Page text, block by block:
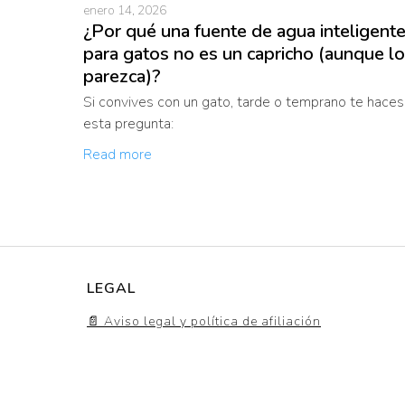
enero 14, 2026
¿Por qué una fuente de agua inteligente
para gatos no es un capricho (aunque lo
parezca)?
Si convives con un gato, tarde o temprano te haces
esta pregunta:
Read more
LEGAL
📄 Aviso legal y política de afiliación